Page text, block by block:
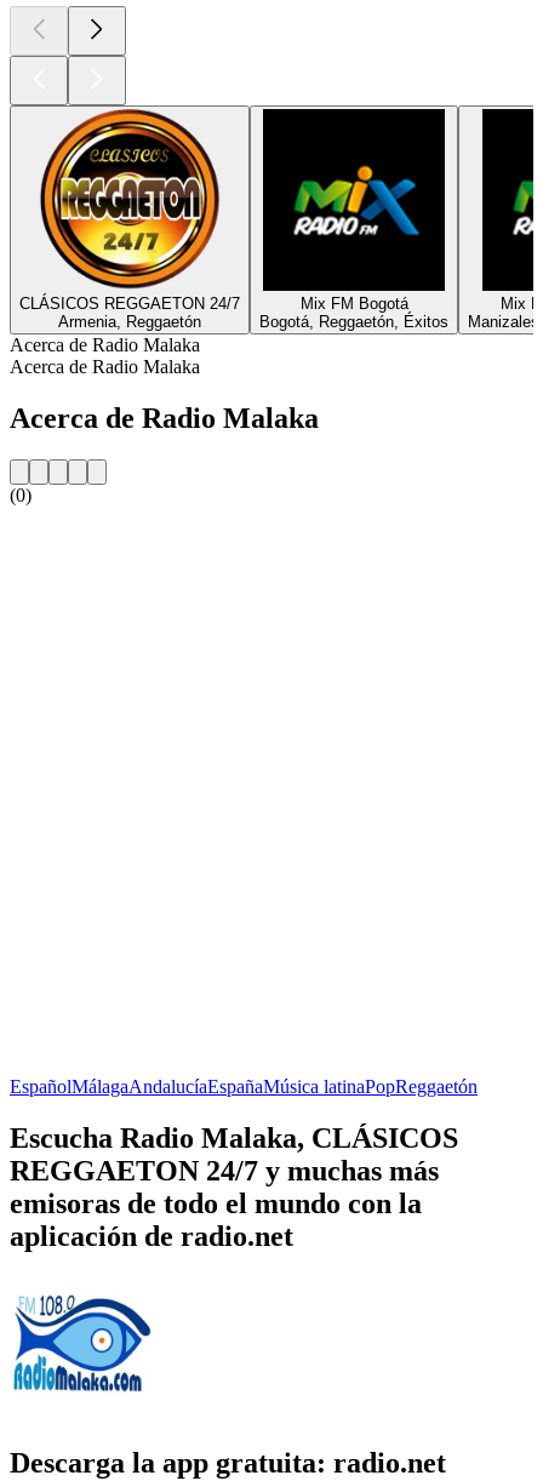
CLÁSICOS REGGAETON 24/7
Armenia, Reggaetón
Mix FM Bogotá
Bogotá, Reggaetón, Éxitos
Mix
Acerca de Radio Malaka
Acerca de Radio Malaka
Acerca de Radio Malaka
(0)
EspañolMálagaAndalucíaEspañaMúsica latinaPopReggaetón
Escucha Radio Malaka, CLÁSICOS
REGGAETON 24/7 y muchas más
emisoras de todo el mundo con la
aplicación de radio.net
Descarga la app gratuita: radio.net